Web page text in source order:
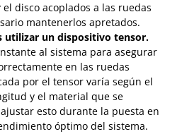
disco acoplados a las ruedas
mantenerlos apretados.
utilizar un dispositivo tensor.
al sistema para asegurar
en las ruedas
por el tensor varía según el
y el material que se
esto durante la puesta en
óptimo del sistema.